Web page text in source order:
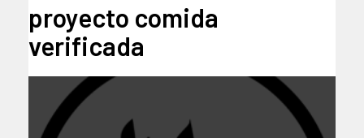
proyecto comida
verificada